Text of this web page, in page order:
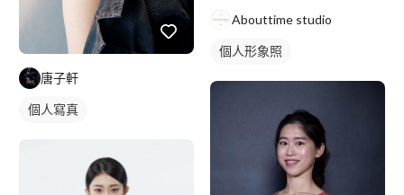
唐子軒
個人寫真
Abouttime studio
個人形象照